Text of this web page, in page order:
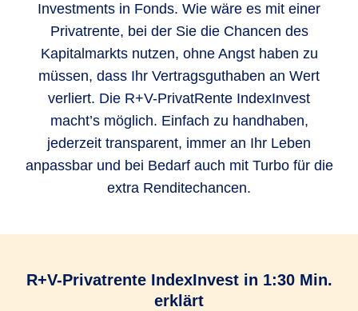
Investments in Fonds. Wie wäre es mit einer
Privatrente, bei der Sie die Chancen des
Kapitalmarkts nutzen, ohne Angst haben zu
müssen, dass Ihr Vertragsguthaben an Wert
verliert. Die R+V-PrivatRente IndexInvest
macht’s möglich. Einfach zu handhaben,
jederzeit transparent, immer an Ihr Leben
anpassbar und bei Bedarf auch mit Turbo für die
extra Renditechancen.
R+V-Privatrente IndexInvest in 1:30 Min.
erklärt